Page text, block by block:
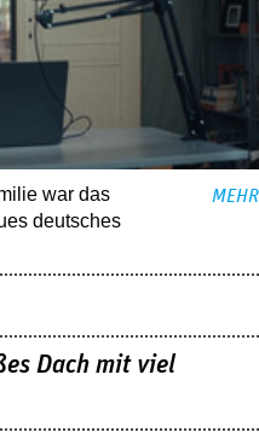
war das
deutsches
MEHR
Dach mit viel